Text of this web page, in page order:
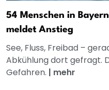
54 Menschen in
meldet Anstieg
See, Fluss, Freibad –
Abkühlung dort gefragt.
Gefahren. | mehr